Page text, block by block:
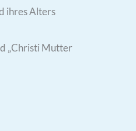
ihres Alters
„Christi Mutter